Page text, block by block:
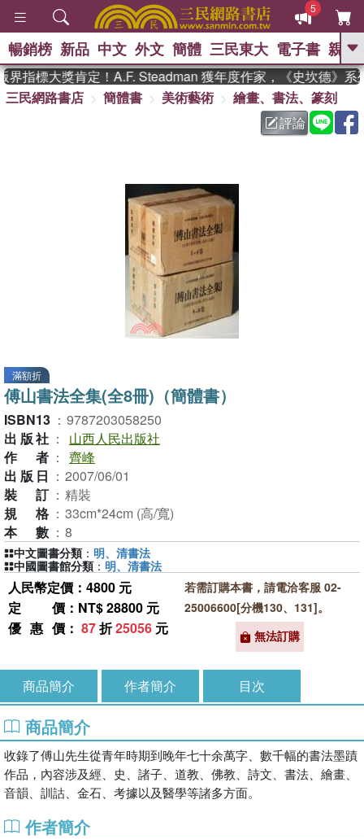
5
GO
熱搜： 東野圭吾 、 高希均教授回憶錄
父親節 、 如果歷
暑期推薦 、 國際布克
偉大的迷走神經
暢銷榜 新品 中文 外文 簡體 三民東大 電子書 親子
指標大獎肯定！A.F. Steadman 獲年度作家，《史坎德》系列
三民網路書店
簡體書 美術藝術
繪畫、書法、篆刻
評論
滿額折
傅山書法全集(全8冊)（簡體書）
ISBN13 ： 9787203058250
出版社 ：
山西人民出版社
作者 ： 齊峰
出版日 ： 2007/06/01
裝訂 ： 精裝
規格 ： 33cm*24cm (高/寬)
本數 ： 8
人民幣定價：4800 元
定價 ：NT$ 28800 元
優惠價 ： 87折25056 元
若需訂購本書，請電洽客服 02-
25006600[分機130、131]。
無法訂購
中文圖書分類 ： 明、清書法
中國圖書館分類 ： 明、清書法
商品簡介 作者簡介 目次
商品簡介
收錄了傅山先生從青年時期到晚年七十余萬字、數千幅的書法墨蹟
作品，內容涉及經、史、諸子、道教、佛教、詩文、書法、繪畫、
音韻、訓詁、金石、考據以及醫學等諸多方面。
作者簡介